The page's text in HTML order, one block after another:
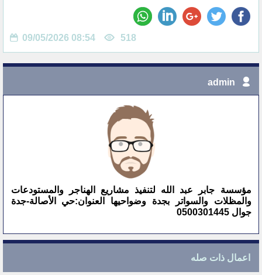
09/05/2026 08:54 518
admin
مؤسسة جابر عبد الله لتنفيذ مشاريع الهناجر والمستودعات
والمظلات والسواتر بجدة وضواحيها العنوان:حي الأصالة-جدة
جوال 0500301445
اعمال ذات صله